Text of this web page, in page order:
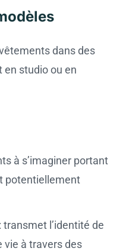
dans des
en studio ou en
à s’imaginer portant
potentiellement
l’identité de
vie à travers des